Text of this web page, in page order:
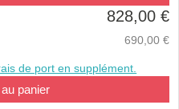
828,00 €
690,00 €
de port en supplément.
panier